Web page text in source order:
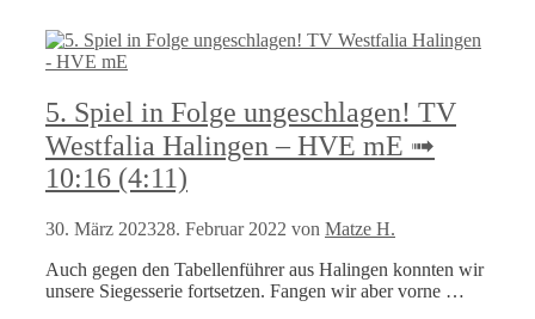
5. Spiel in Folge ungeschlagen! TV
Westfalia Halingen – HVE mE ➟
10:16 (4:11)
30. März 202328. Februar 2022 von Matze H.
Auch gegen den Tabellenführer aus Halingen konnten wir
unsere Siegesserie fortsetzen. Fangen wir aber vorne …